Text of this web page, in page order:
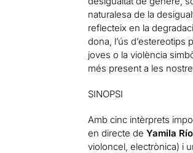
naturalesa de la
reflecteix en la
dona, l’ús d’estereotips
joves o la violència
més present a les
SINOPSI
Amb cinc intèrprets
en directe deYamila
violoncel, electrònica) i